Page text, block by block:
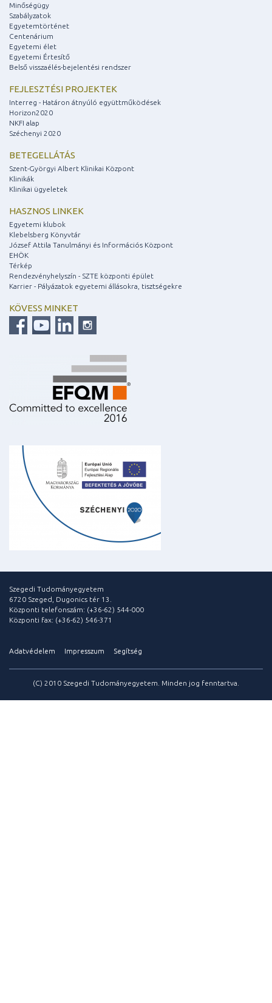
Minőségügy
Szabályzatok
Egyetemtörténet
Centenárium
Egyetemi élet
Egyetemi Értesítő
Belső visszaélés-bejelentési rendszer
FEJLESZTÉSI PROJEKTEK
Interreg - Határon átnyúló együttműködések
Horizon2020
NKFI alap
Széchenyi 2020
BETEGELLÁTÁS
Szent-Györgyi Albert Klinikai Központ
Klinikák
Klinikai ügyeletek
HASZNOS LINKEK
Egyetemi klubok
Klebelsberg Könyvtár
József Attila Tanulmányi és Információs Központ
EHÖK
Térkép
Rendezvényhelyszín - SZTE központi épület
Karrier - Pályázatok egyetemi állásokra, tisztségekre
KÖVESS MINKET
Szegedi Tudományegyetem
6720 Szeged, Dugonics tér 13.
Központi telefonszám: (+36-62) 544-000
Központi fax: (+36-62) 546-371
Adatvédelem Impresszum Segítség
(C) 2010 Szegedi Tudományegyetem. Minden jog fenntartva.